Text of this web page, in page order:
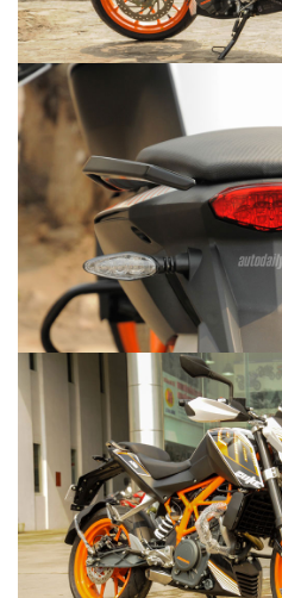
KIA CERATO 2016
autodaily
10.531 lượt xem - 21/11/2017
SỰ GIAO THOA GIỮA MASERATI VÀ JW
MARRIOTT PHU QUOC EMERALD BAY
autodaily
9.703 lượt xem - 02/10/2017